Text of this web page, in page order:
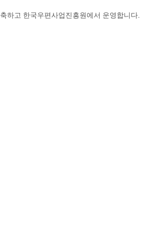
하고 한국우편사업진흥원에서 운영합니다.